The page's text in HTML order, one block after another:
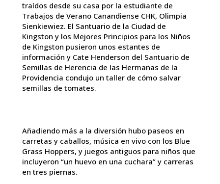
traídos desde su casa por la estudiante de
Trabajos de Verano Canandiense CHK, Olimpia
Sienkiewiez. El Santuario de la Ciudad de
Kingston y los Mejores Principios para los Niños
de Kingston pusieron unos estantes de
información y Cate Henderson del Santuario de
Semillas de Herencia de las Hermanas de la
Providencia condujo un taller de cómo salvar
semillas de tomates.
Añadiendo más a la diversión hubo paseos en
carretas y caballos, música en vivo con los Blue
Grass Hoppers, y juegos antiguos para niños que
incluyeron “un huevo en una cuchara” y carreras
en tres piernas.